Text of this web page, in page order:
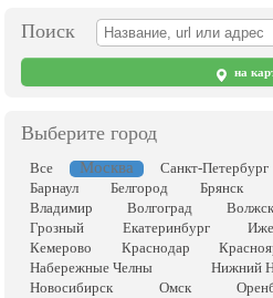
Поиск
на
Выберите город
Все Москва Санкт-Петербург
Барнаул
Белгород Брянск
Владимир
Волгоград
Грозный
Екатеринбург
Кемерово
Краснодар
Набережные Челны
Нижний
Новосибирск
Омск